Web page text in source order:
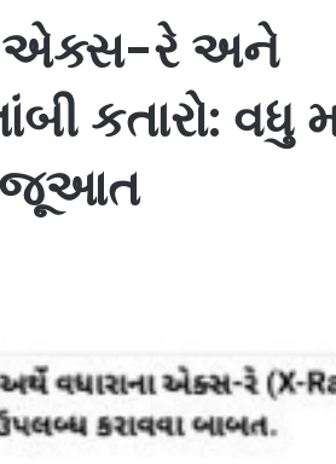
એક્સ-રે અને
કતારો: વધુ